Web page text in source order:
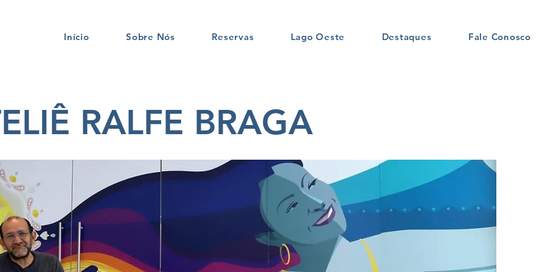
Início Sobre Nós Reservas Lago Oeste Destaques Fale Conosco
RALFE BRAGA